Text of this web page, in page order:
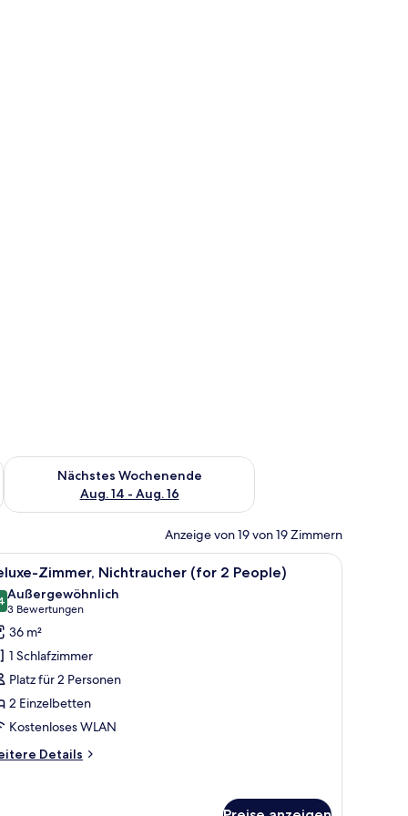
Aug. 7 - Aug. 9.
Nächstes Wochenende
Aug. 14 - Aug. 16
Überprüfe die Verfügbarkeit für nächstes Wochenende, Aug.
Anzeige von 19 von 19 Zimmern
Schreibtisch mit Computer, einem Stuhl und einem großen Fenster mit
Ein Hotelzimmer mit zwei Betten, einem
12 Zimmer, Nichtraucher (for 2 People)
von 10
Außergewöhnlich
3 Bewertungen
(3
Bewertungen)
36 m²
1 Schlafzimmer
Platz für 2 Personen
2 Einzelbetten
Kostenloses WLAN
Details